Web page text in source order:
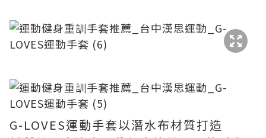
G-LOVES運動手套以潛水布材質打造